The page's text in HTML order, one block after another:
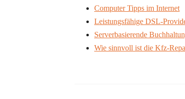
Computer Tipps im Internet
Leistungsfähige DSL-
Serverbasierende
Wie sinnvoll ist die Kfz-